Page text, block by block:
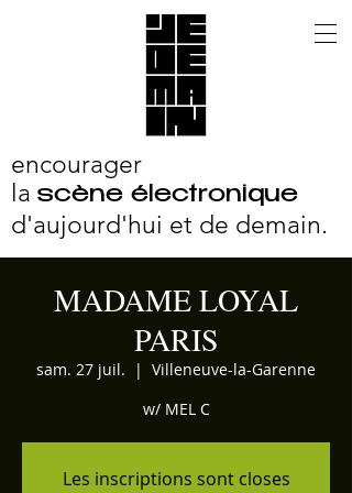
encourager
la scène électronique
d'aujourd'hui et de demain.
MADAME LOYAL
PARIS
sam. 27 juil.
  |
Villeneuve-la-Garenne
w/ MEL C
Les inscriptions sont closes